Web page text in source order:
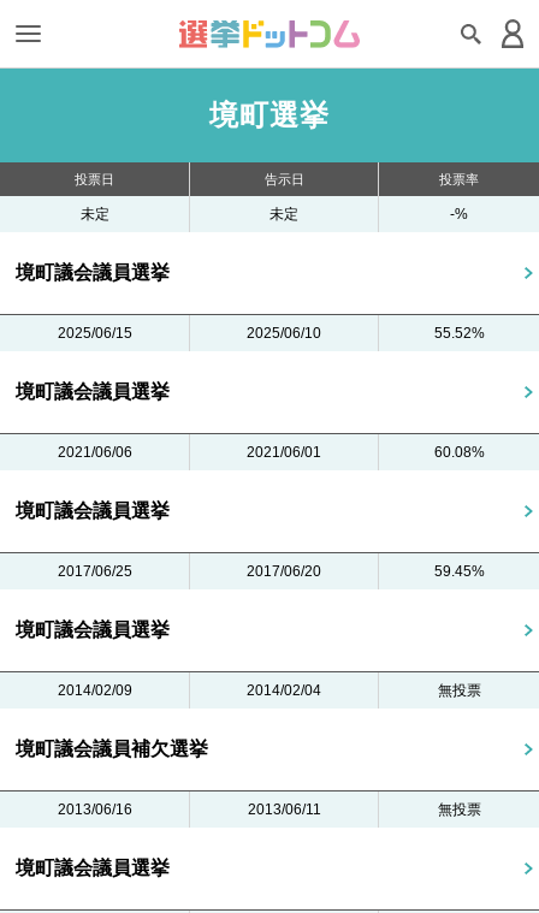
境町選挙
投票日 告示日 投票率
未定 未定 -%
境町議会議員選挙
2025/06/15 2025/06/10 55.52%
境町議会議員選挙
2021/06/06 2021/06/01 60.08%
境町議会議員選挙
2017/06/25 2017/06/20 59.45%
境町議会議員選挙
2014/02/09 2014/02/04 無投票
境町議会議員補欠選挙
2013/06/16 2013/06/11 無投票
境町議会議員選挙